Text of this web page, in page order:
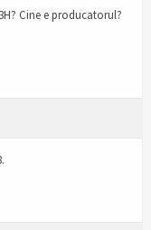
Cine e producatorul?